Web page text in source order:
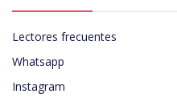
Lectores frecuentes
Whatsapp
Instagram